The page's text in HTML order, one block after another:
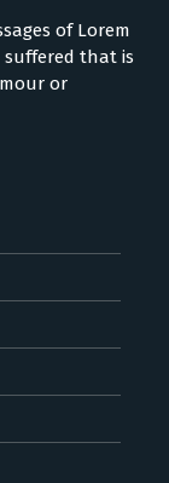
of Lorem
that is
or